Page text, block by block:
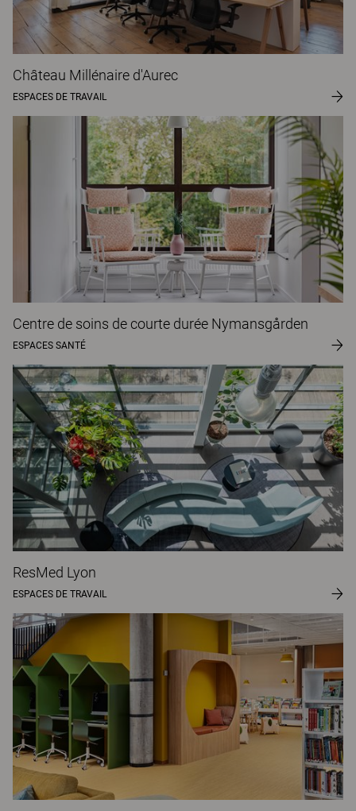
Château Millénaire d'Aurec
ESPACES DE TRAVAIL
Centre de soins de courte durée Nymansgården
ESPACES SANTÉ
ResMed Lyon
ESPACES DE TRAVAIL